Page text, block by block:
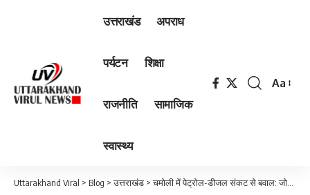
उत्तराखंड अपराध
पर्यटन शिक्षा
राजनीति सामाजिक
स्वास्थ्य
Font
Aa
Uttarakhand Viral > Blog >उत्तराखंड >चमोली में पेट्रोल-डीजल संकट से बवाल: जोशीमठ में हाईवे जाम, DSO फोन तक नहीं उठा रहे!